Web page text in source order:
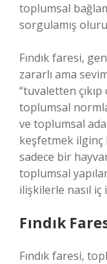
toplumsal
sorgulamış
Fındık faresi,
zararlı ama
“tuvaletten
toplumsal
ve toplumsal
keşfetmek ilginç
sadece bir
toplumsal
ilişkilerle nasıl iç
Fındık
Fındık faresi,